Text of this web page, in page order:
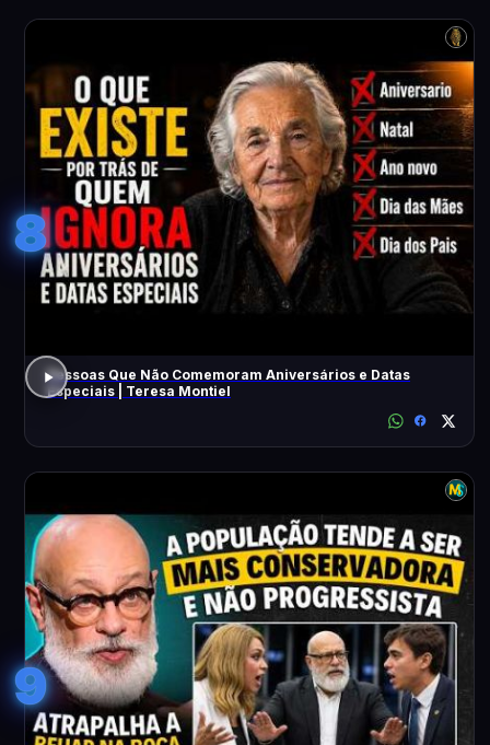
8
Pessoas Que Não Comemoram Aniversários e Datas
Especiais | Teresa Montiel
9